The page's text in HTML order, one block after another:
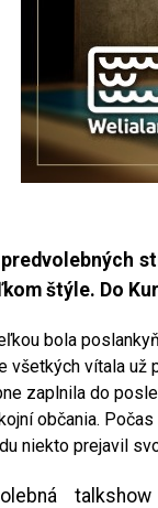
štýle. Do
bola
všetkých vítala už
zaplnila do
občania.
niekto prejavil